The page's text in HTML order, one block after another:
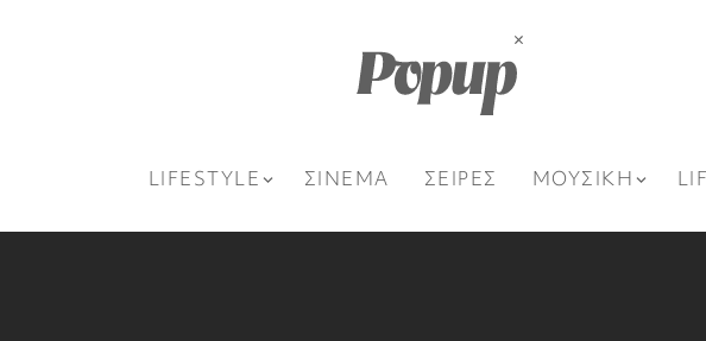
LIFESTYLE ΣΙΝΕΜΑ ΣΕΙΡΕΣ ΜΟΥΣΙΚΗ